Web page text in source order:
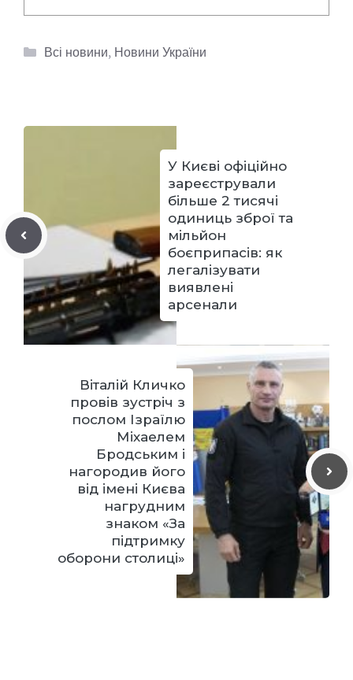
Категорії
Всі новини, Новини України
У Києві офіційно
зареєстрували
більше 2 тисячі
одиниць зброї та
мільйон
боєприпасів: як
легалізувати
виявлені
арсенали
Віталій Кличко
провів зустріч з
послом Ізраїлю
Міхаелем
Бродським і
нагородив його
від імені Києва
нагрудним
знаком «За
підтримку
оборони столиці»